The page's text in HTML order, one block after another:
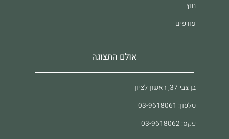
חוץ
עודפים
אולם התצוגה
בן צבי 37, ראשון לציון
טלפון: 03-9618061
פקס: 03-9618062